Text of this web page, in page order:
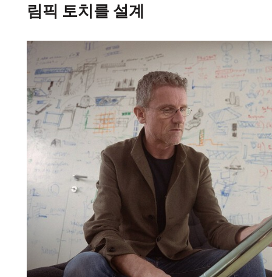
림픽 토치를 설계